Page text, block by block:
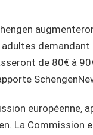
de 80€ à
européenne,
La Commission